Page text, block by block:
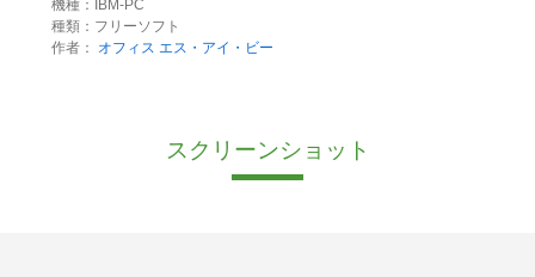
機種：IBM-PC
種類：フリーソフト
作者：
オフィス エス・アイ・ビー
スクリーンショット